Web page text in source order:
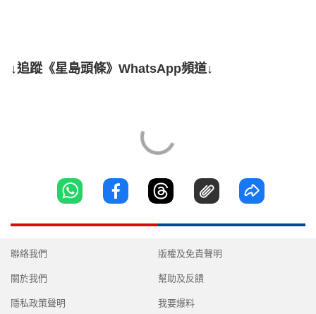
↓追蹤《星島頭條》WhatsApp頻道↓
聯絡我們
關於我們
隱私政策聲明
版權及免責聲明
幫助及反饋
我要爆料